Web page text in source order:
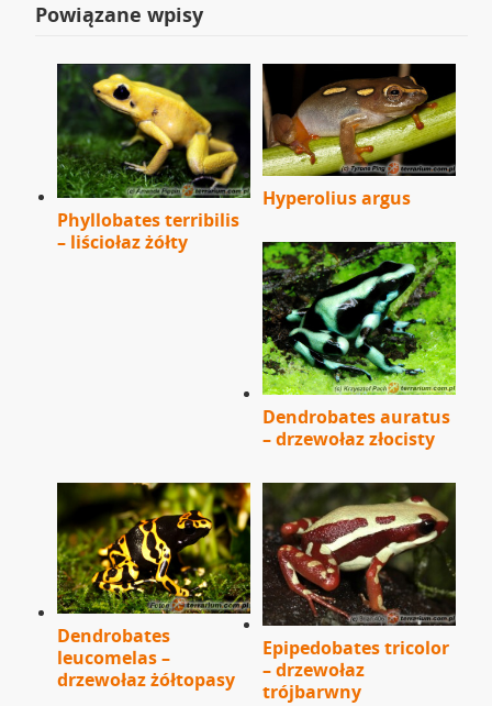
Powiązane wpisy
Phyllobates terribilis
– liściołaz żółty
Hyperolius argus
Dendrobates auratus
– drzewołaz złocisty
Dendrobates
leucomelas –
drzewołaz żółtopasy
Epipedobates tricolor
– drzewołaz
trójbarwny